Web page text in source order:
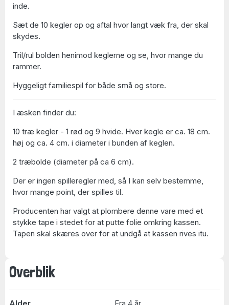
Overblik
inde.
Sæt de 10 kegler op og aftal hvor langt væk fra, der skal
skydes.
Tril/rul bolden henimod keglerne og se, hvor mange du
rammer.
Hyggeligt familiespil for både små og store.
I æsken finder du:
10 træ kegler - 1 rød og 9 hvide. Hver kegle er ca. 18 cm.
høj og ca. 4 cm. i diameter i bunden af keglen.
2 træbolde (diameter på ca 6 cm).
Der er ingen spilleregler med, så I kan selv bestemme,
hvor mange point, der spilles til.
Producenten har valgt at plombere denne vare med et
stykke tape i stedet for at putte folie omkring kassen.
Tapen skal skæres over for at undgå at kassen rives itu.